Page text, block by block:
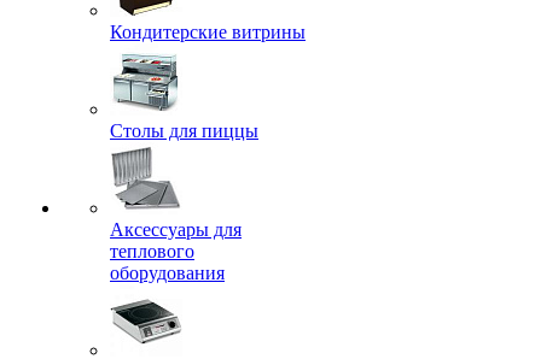
Кондитерские витрины
Столы для пиццы
Аксессуары для
теплового
оборудования